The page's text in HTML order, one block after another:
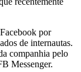
por
de internautas.
companhia pelo
Messenger.